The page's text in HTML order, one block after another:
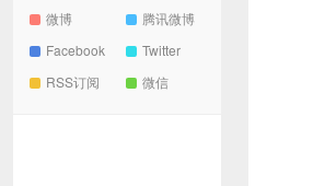
微博
腾讯微博
Facebook
Twitter
RSS订阅
微信